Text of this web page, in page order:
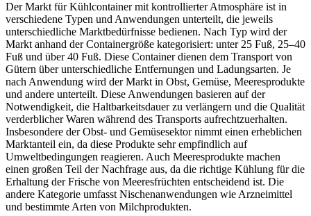
Der Markt für Kühlcontainer mit kontrollierter Atmosphäre ist in
verschiedene Typen und Anwendungen unterteilt, die jeweils
unterschiedliche Marktbedürfnisse bedienen. Nach Typ wird der
Markt anhand der Containergröße kategorisiert: unter 25 Fuß, 25–40
Fuß und über 40 Fuß. Diese Container dienen dem Transport von
Gütern über unterschiedliche Entfernungen und Ladungsarten. Je
nach Anwendung wird der Markt in Obst, Gemüse, Meeresprodukte
und andere unterteilt. Diese Anwendungen basieren auf der
Notwendigkeit, die Haltbarkeitsdauer zu verlängern und die Qualität
verderblicher Waren während des Transports aufrechtzuerhalten.
Insbesondere der Obst- und Gemüsesektor nimmt einen erheblichen
Marktanteil ein, da diese Produkte sehr empfindlich auf
Umweltbedingungen reagieren. Auch Meeresprodukte machen
einen großen Teil der Nachfrage aus, da die richtige Kühlung für die
Erhaltung der Frische von Meeresfrüchten entscheidend ist. Die
andere Kategorie umfasst Nischenanwendungen wie Arzneimittel
und bestimmte Arten von Milchprodukten.